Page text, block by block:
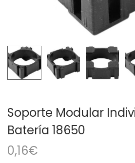
a
c
ó
n
i
d
Soporte Modular
Batería 18650
0,16€